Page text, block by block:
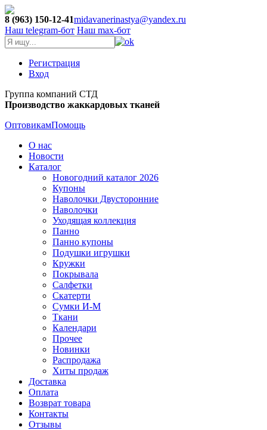
8 (963) 150-12-41midavanerinastya@yandex.ru
Наш telegram-бот Наш max-бот
Регистрация
Вход
Группа компаний СТД
Производство жаккардовых тканей
ОптовикамПомощь
О нас
Новости
Каталог
Новогодний каталог 2026
Купоны
Наволочки Двусторонние
Наволочки
Уходящая коллекция
Панно
Панно купоны
Подушки игрушки
Кружки
Покрывала
Салфетки
Скатерти
Сумки И-М
Ткани
Календари
Прочее
Новинки
Распродажа
Хиты продаж
Доставка
Оплата
Возврат товара
Контакты
Отзывы